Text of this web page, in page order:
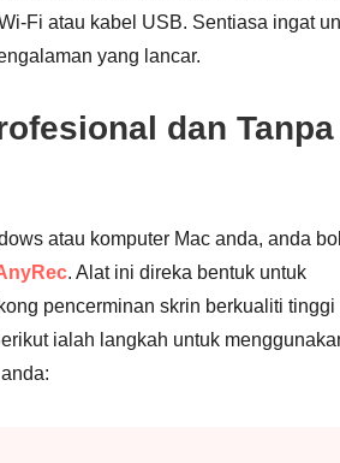
Fi atau kabel USB. Sentiasa ingat
yang lancar.
dan Tanpa
atau komputer Mac anda, anda
. Alat ini direka bentuk untuk
pencerminan skrin berkualiti tinggi
ialah langkah untuk